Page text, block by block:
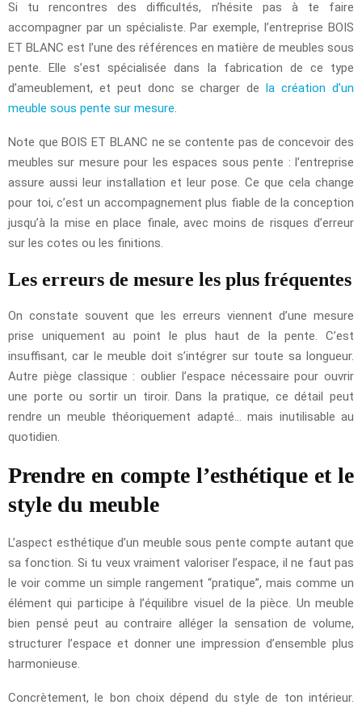
Si tu rencontres des difficultés, n’hésite pas à te faire
accompagner par un spécialiste. Par exemple, l’entreprise BOIS
ET BLANC est l’une des références en matière de meubles sous
pente. Elle s’est spécialisée dans la fabrication de ce type
d’ameublement, et peut donc se charger dela création d’un
meuble sous pente sur mesure
Note que BOIS ET BLANC ne se contente pas de concevoir des
meubles sur mesure pour les espaces sous pente : l’entreprise
assure aussi leur installation et leur pose. Ce que cela change
pour toi, c’est un accompagnement plus fiable de la conception
jusqu’à la mise en place finale, avec moins de risques d’erreur
sur les cotes ou les finitions.
Les erreurs de mesure les plus fréquentes
On constate souvent que les erreurs viennent d’une mesure
prise uniquement au point le plus haut de la pente. C’est
insuffisant, car le meuble doit s’intégrer sur toute sa longueur.
Autre piège classique : oublier l’espace nécessaire pour ouvrir
une porte ou sortir un tiroir. Dans la pratique, ce détail peut
rendre un meuble théoriquement adapté… mais inutilisable au
quotidien.
Prendre en compte l’esthétique et le
style du meuble
L’aspect esthétique d’un meuble sous pente compte autant que
sa fonction. Si tu veux vraiment valoriser l’espace, il ne faut pas
le voir comme un simple rangement “pratique”, mais comme un
élément qui participe à l’équilibre visuel de la pièce. Un meuble
bien pensé peut au contraire alléger la sensation de volume,
structurer l’espace et donner une impression d’ensemble plus
harmonieuse.
Concrètement, le bon choix dépend du style de ton intérieur.